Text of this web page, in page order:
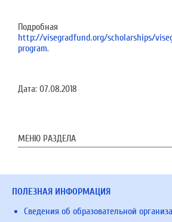
Подробная
http://visegradfund.org/scholarships/
program.
Дата: 07.08.2018
МЕНЮ РАЗДЕЛА
ПОЛЕЗНАЯ ИНФОРМАЦИЯ
Сведения об образовательной